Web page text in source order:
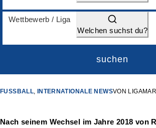
Wettbewerb / Liga
Welchen suchst du?
suchen
FUSSBALL , INTERNATIONALE NEWSVON
Nach seinem Wechsel im Jahre 2018 von